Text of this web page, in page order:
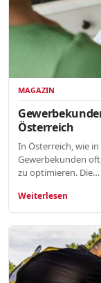
MAGAZIN
Österreich
In Österreich, wie
Gewerbekunden
zu optimieren. Die…
Weiterlesen